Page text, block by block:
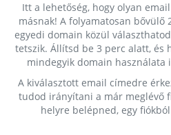
Itt a lehetőség, hogy olyan
másnak! A folyamatosan bővülő
egyedi domain közül
tetszik. Állítsd be 3 perc alatt, és
mindegyik domain használata
A kiválasztott email címedre
tudod irányítani a már meglévő
helyre belépned, egy